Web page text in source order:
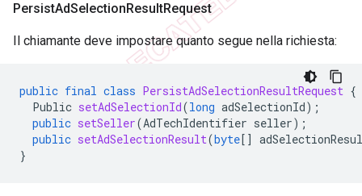
PersistAdSelectionResultRequest
Il chiamante deve impostare quanto segue nella richiesta:
public final class PersistAdSelectionResultRequest {
Public setAdSelectionId(long adSelectionId);
public setSeller(AdTechIdentifier seller);
public setAdSelectionResult(byte[]
}